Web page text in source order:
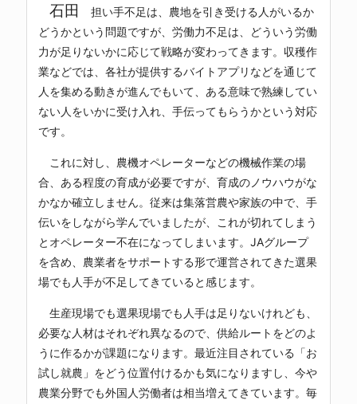
石田
担い手不足は、農地を引き受ける人がいるか
どうかという問題ですが、労働力不足は、どういう労働
力が足りないかに応じて戦略が変わってきます。収穫作
業などでは、各社が提供するバイトアプリなどを通じて
人を集める動きが進んでもいて、ある意味で熟練してい
ない人をいかに受け入れ、手伝ってもらうかという対応
です。
これに対し、農機オペレーターなどの機械作業の場
合、ある程度の育成が必要ですが、育成のノウハウがな
かなか確立しません。従来は集落営農や家族の中で、手
伝いをしながら学んでいましたが、これが切れてしまう
とオペレーター不在になってしまいます。JAグループ
を含め、農業者をサポートする形で運営されてきた選果
場でも人手が不足してきていると感じます。
生産現場でも選果現場でも人手は足りないけれども、
必要な人材はそれぞれ異なるので、供給ルートをどのよ
うに作るかが課題になります。最近注目されている「お
試し就農」をどう位置付けるかも気になりますし、今や
農業分野でも外国人労働者は相当増えてきています。毎